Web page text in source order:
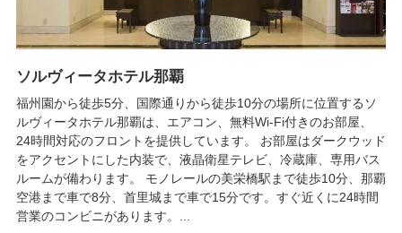
ソルヴィータホテル那覇
福州園から徒歩5分、国際通りから徒歩10分の場所に位置するソ
ルヴィータホテル那覇は、エアコン、無料Wi-Fi付きのお部屋、
24時間対応のフロントを提供しています。 お部屋はダークウッド
をアクセントにした内装で、液晶衛星テレビ、冷蔵庫、専用バス
ルームが備わります。 モノレールの美栄橋駅まで徒歩10分、那覇
空港まで車で8分、首里城まで車で15分です。すぐ近くに24時間
営業のコンビニがあります。...